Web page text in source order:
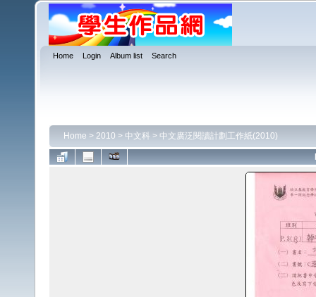
Home Login Album list Search
Home > 2010 > 中文科 > 中文廣泛閱讀計劃工作紙(2010)